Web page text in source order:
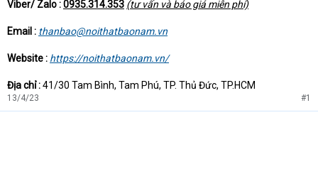
Viber/ Zalo :0935.314.353 (tư vấn và báo giá miễn phí)
Email : thanbao@noithatbaonam.vn
Website : https://noithatbaonam.vn/
Địa chỉ :41/30 Tam Bình, Tam Phú, TP. Thủ Đức, TP.HCM
13/4/23 #1